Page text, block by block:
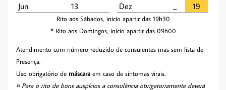
Jun
13 Dez 19
Rito aos Sábados, inicio apartir das 19h30
* Rito aos Domingos, inicio apartir das 09h00
Atendimento com número reduzido de consulentes mas sem lista de
Presença.
Uso obrigatório de máscara em caso de sintomas virais.
¤ Para o rito de bons auspícios a consulência obrigatoriamente deverá